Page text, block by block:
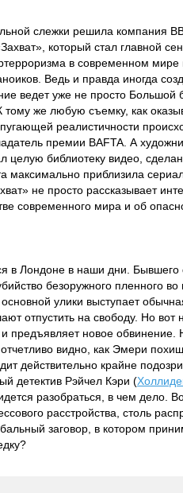
слежки решила компания
который стал главной
в современном
Ведь и правда иногда
ведет уже не просто Большой
тому же любую съемку, как
реалистичности
премии BAFTA. А
целую библиотеку видео,
максимально приблизила
не просто рассказывает
современного мира и об
в Лондоне в наши дни.
безоружного пленного
улики выступает
отпустить на свободу. Но вот
и предъявляет новое
видно, как Эмери
действительно крайне
детектив Рэйчел Кэри (
разобраться, в чем дело.
расстройства, столь
заговор, в котором